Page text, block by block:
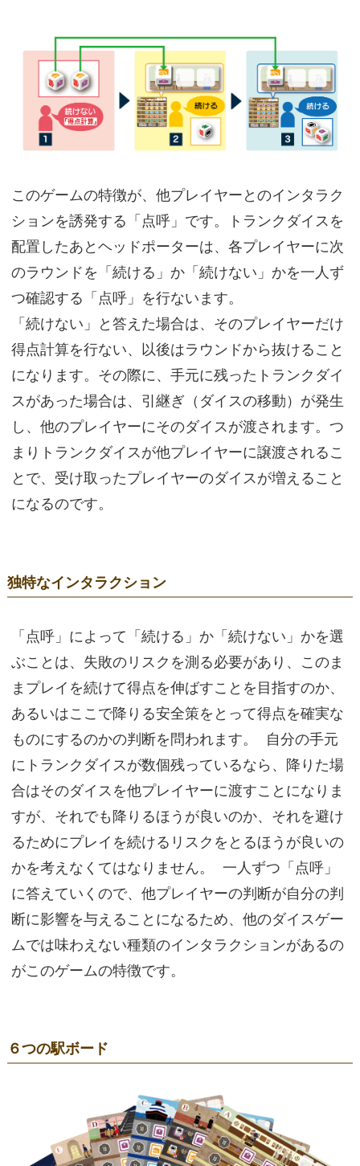
このゲームの特徴が、他プレイヤーとのインタラク
ションを誘発する「点呼」です。トランクダイスを
配置したあとヘッドポーターは、各プレイヤーに次
のラウンドを「続ける」か「続けない」かを一人ず
つ確認する「点呼」を行ないます。
「続けない」と答えた場合は、そのプレイヤーだけ
得点計算を行ない、以後はラウンドから抜けること
になります。その際に、手元に残ったトランクダイ
スがあった場合は、引継ぎ（ダイスの移動）が発生
し、他のプレイヤーにそのダイスが渡されます。つ
まりトランクダイスが他プレイヤーに譲渡されるこ
とで、受け取ったプレイヤーのダイスが増えること
になるのです。
独特なインタラクション
「点呼」によって「続ける」か「続けない」かを選
ぶことは、失敗のリスクを測る必要があり、このま
まプレイを続けて得点を伸ばすことを目指すのか、
あるいはここで降りる安全策をとって得点を確実な
ものにするのかの判断を問われます。 自分の手元
にトランクダイスが数個残っているなら、降りた場
合はそのダイスを他プレイヤーに渡すことになりま
すが、それでも降りるほうが良いのか、それを避け
るためにプレイを続けるリスクをとるほうが良いの
かを考えなくてはなりません。 一人ずつ「点呼」
に答えていくので、他プレイヤーの判断が自分の判
断に影響を与えることになるため、他のダイスゲー
ムでは味わえない種類のインタラクションがあるの
がこのゲームの特徴です。
６つの駅ボード